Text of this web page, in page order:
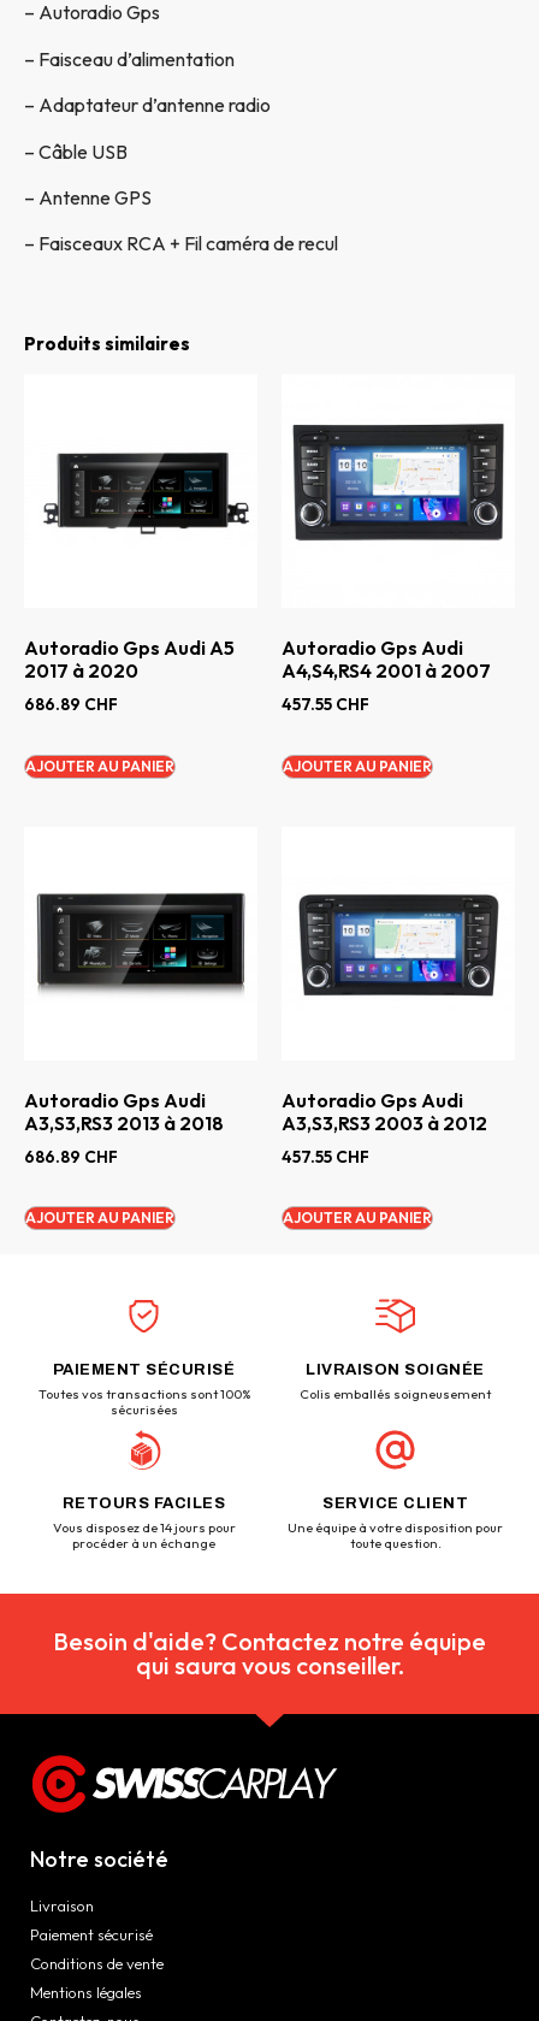
– Autoradio Gps
– Faisceau d’alimentation
– Adaptateur d’antenne radio
– Câble USB
– Antenne GPS
– Faisceaux RCA + Fil caméra de recul
Produits similaires
Autoradio Gps Audi A5
2017 à 2020
686.89 CHF
AJOUTER AU PANIER
Autoradio Gps Audi
A4,S4,RS4 2001 à 2007
457.55 CHF
AJOUTER AU PANIER
Autoradio Gps Audi
A3,S3,RS3 2013 à 2018
686.89 CHF
AJOUTER AU PANIER
Autoradio Gps Audi
A3,S3,RS3 2003 à 2012
457.55 CHF
AJOUTER AU PANIER
PAIEMENT SÉCURISÉ
Toutes vos transactions sont 100%
sécurisées
LIVRAISON SOIGNÉE
Colis emballés soigneusement
RETOURS FACILES
Vous disposez de 14 jours pour
procéder à un échange
SERVICE CLIENT
Une équipe à votre disposition pour
toute question.
Besoin d'aide? Contactez notre équipe
qui saura vous conseiller.
Notre société
Livraison
Paiement sécurisé
Conditions de vente
Mentions légales